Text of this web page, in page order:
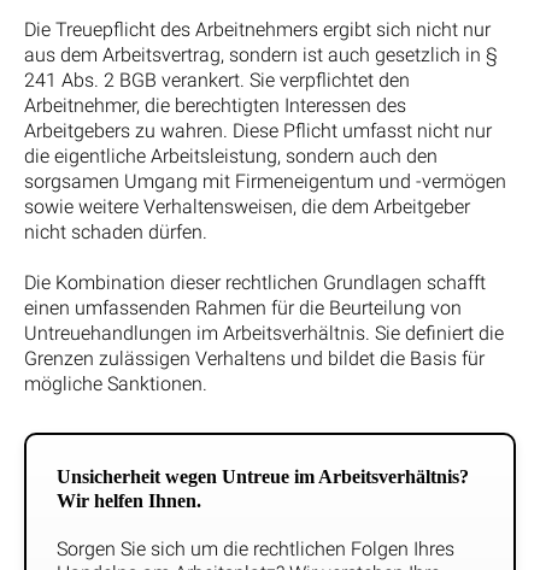
Die Treuepflicht des Arbeitnehmers ergibt sich nicht nur
aus dem Arbeitsvertrag, sondern ist auch gesetzlich in §
241 Abs. 2 BGB verankert. Sie verpflichtet den
Arbeitnehmer, die berechtigten Interessen des
Arbeitgebers zu wahren. Diese Pflicht umfasst nicht nur
die eigentliche Arbeitsleistung, sondern auch den
sorgsamen Umgang mit Firmeneigentum und -vermögen
sowie weitere Verhaltensweisen, die dem Arbeitgeber
nicht schaden dürfen.
Die Kombination dieser rechtlichen Grundlagen schafft
einen umfassenden Rahmen für die Beurteilung von
Untreuehandlungen im Arbeitsverhältnis. Sie definiert die
Grenzen zulässigen Verhaltens und bildet die Basis für
mögliche Sanktionen.
Unsicherheit wegen Untreue im Arbeitsverhältnis?
Wir helfen Ihnen.
Sorgen Sie sich um die rechtlichen Folgen Ihres